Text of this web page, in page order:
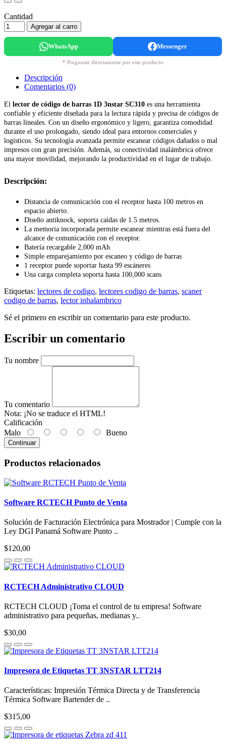
Cantidad
Agregar al carro
WhatsApp Messenger
* Preguntar directamente por este producto
Descripción
Comentarios (0)
El lector de código de barras 1D 3nstar SC310 es una herramienta
confiable y eficiente diseñada para la lectura rápida y precisa de códigos de
barras lineales. Con un diseño ergonómico y ligero, garantiza comodidad
durante el uso prolongado, siendo ideal para entornos comerciales y
logísticos. Su tecnología avanzada permite escanear códigos dañados o mal
impresos con gran precisión. Además, su conectividad inalámbrica ofrece
una mayor movilidad, mejorando la productividad en el lugar de trabajo.
Descripción:
Distancia de comunicación con el receptor hasta 100 metros en
espacio abierto.
Diseño antiknock, soporta caídas de 1.5 metros.
La memoria incorporada permite escanear mientras está fuera del
alcance de comunicación con el receptor.
Batería recargable 2,000 mAh
Simple emparejamiento por escaneo y código de barras
1 receptor puede soportar hasta 99 escáneres
Una carga completa soporta hasta 100,000 scans
Etiquetas: lectores de codigo, lectores codigo de barras, scaner
codigo de barras, lector inhalambrico
Sé el primero en escribir un comentario para este producto.
Escribir un comentario
Tu nombre
Tu comentario
Nota: ¡No se traduce el HTML!
Calificación
Malo
Bueno
Continuar
Productos relacionados
Software RCTECH Punto de Venta
Solución de Facturación Electrónica para Mostrador | Cumple con la
Ley DGI Panamá Software Punto ..
$120,00
RCTECH Administrativo CLOUD
RCTECH CLOUD ¡Toma el control de tu empresa! Software
administrativo para pequeñas, medianas y..
$30,00
Impresora de Etiquetas TT 3NSTAR LTT214
Características: Impresión Térmica Directa y de Transferencia
Térmica Software Bartender de ..
$315,00